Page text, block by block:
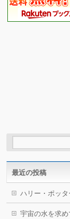
最近の投稿
ハリー・ポッタ
宇宙の水を求め